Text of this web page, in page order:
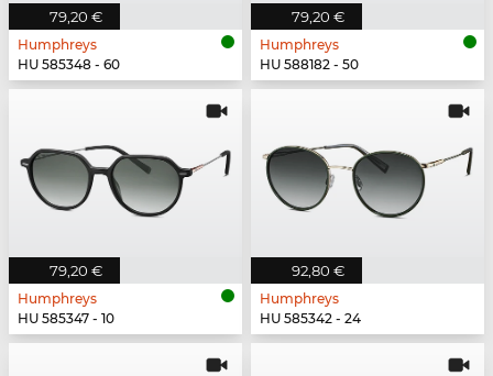
79,20 €
Humphreys
HU 585348 - 60
79,20 €
Humphreys
HU 588182 - 50
79,20 €
Humphreys
HU 585347 - 10
92,80 €
Humphreys
HU 585342 - 24